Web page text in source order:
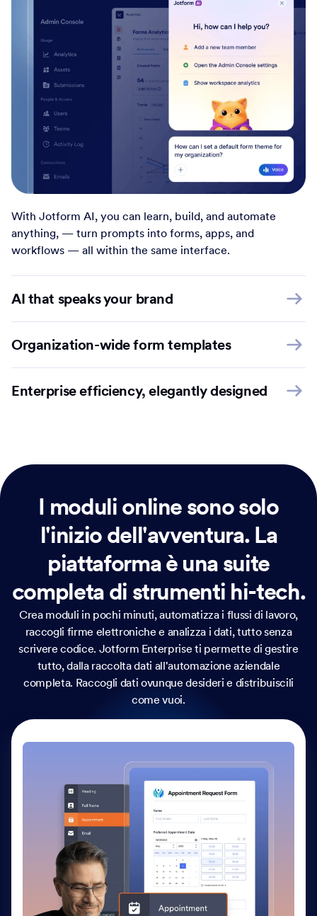
With Jotform AI, you can learn, build, and automate
anything, — turn prompts into forms, apps, and
workflows — all within the same interface.
AI that speaks your brand
Organization-wide form templates
Enterprise efficiency, elegantly designed
I moduli online sono solo
l'inizio dell'avventura.La
piattaforma è una suite
completa di strumenti hi-tech.
Crea moduli in pochi minuti, automatizza i flussi di lavoro,
raccogli firme elettroniche e analizza i dati, tutto senza
scrivere codice. Jotform Enterprise ti permette di gestire
tutto, dalla raccolta dati all'automazione aziendale
completa. Raccogli dati ovunque desideri e distribuiscili
come vuoi.